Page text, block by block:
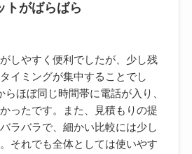
トがばらばら
しやすく便利でしたが、少し残
イミングが集中することでし
ほぼ同じ時間帯に電話が入り、
ったです。また、見積もりの提
ラバラで、細かい比較には少し
それでも全体としては使いやす